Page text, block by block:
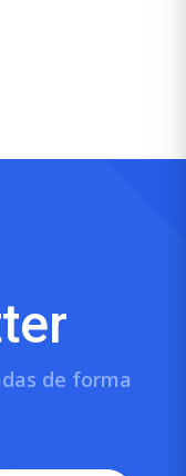
de forma